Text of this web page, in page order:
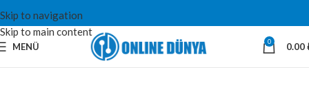
Skip to navigation
Skip to main content
MENÜ 0 0.00